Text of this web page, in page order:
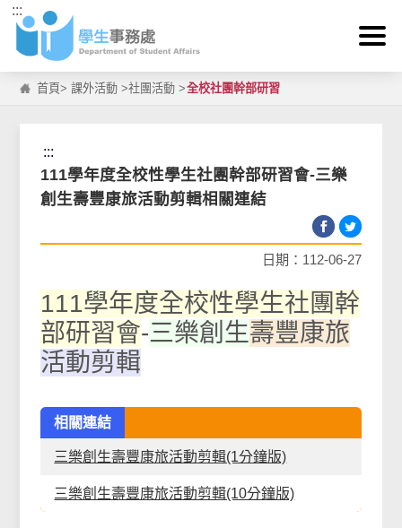
跳到主要內容區塊
:::
首頁>課外活動 >社團活動 >全校社團幹部研習
:::
111學年度全校性學生社團幹部研習會-三樂
創生壽豐康旅活動剪輯相關連結
日期：112-06-27
111學年度全校性學生社團幹
部研習會-三樂創生壽豐康旅
活動剪輯
相關連結
三樂創生壽豐康旅活動剪輯(1分鐘版)
三樂創生壽豐康旅活動剪輯(10分鐘版)